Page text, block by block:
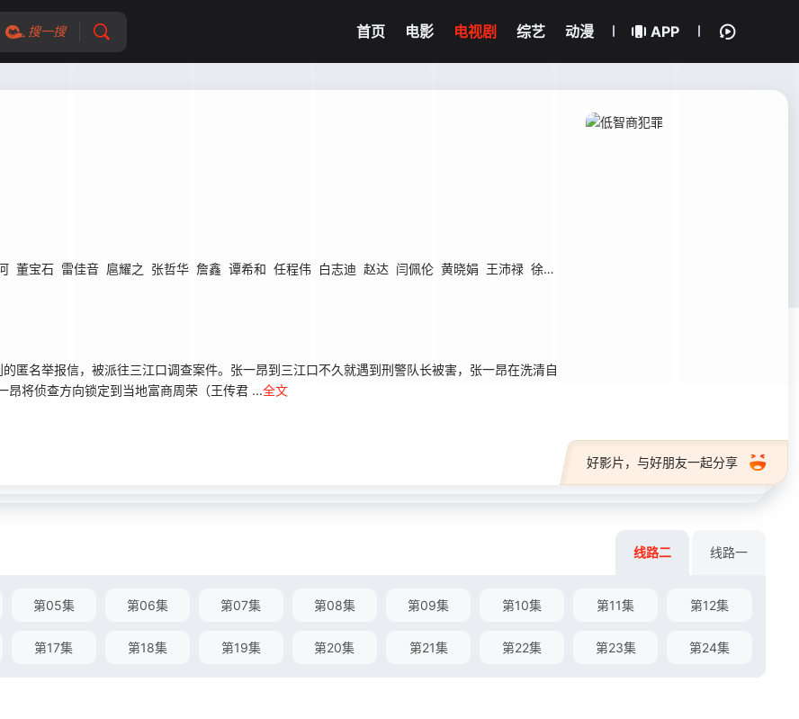
搜一搜 首页 电影 电视剧 综艺 动漫 APP
董宝石 雷佳音 扈耀之 张哲华 詹鑫 谭希和 任程伟 白志迪 赵达 闫佩伦 黄晓娟 王沛禄 徐冬冬
匿名举报信，被派往三江口调查案件。张一昂到三江口不久就遇到刑警队长被害，张一昂在洗清自
昂将侦查方向锁定到当地富商周荣（王传君 ...全文
好影片，与好朋友一起分享
线路二 线路一
第05集 第06集 第07集 第08集 第09集 第10集 第11集 第12集
第17集 第18集 第19集 第20集 第21集 第22集 第23集 第24集